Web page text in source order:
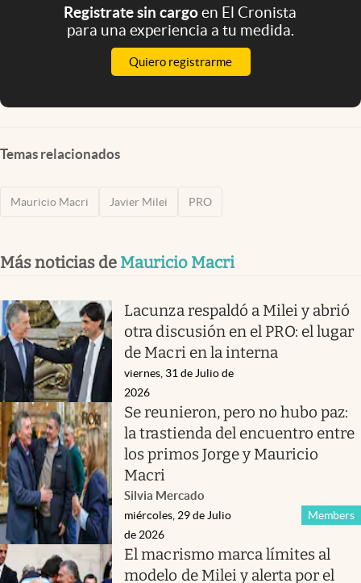
Registrate sin cargoen El Cronista
para una experiencia a tu medida.
Quiero registrarme
Temas relacionados
Mauricio Macri Javier Milei PRO
Más noticias de Mauricio Macri
Lacunza respaldó a Milei y abrió
otra discusión en el PRO: el lugar
de Macri en la interna
viernes, 31 de Julio de
2026
Se reunieron, pero no hubo paz:
la trastienda del encuentro entre
los primos Jorge y Mauricio
Macri
Silvia Mercado
Members
miércoles, 29 de Julio
de 2026
El macrismo marca límites al
modelo de Milei y alerta por el